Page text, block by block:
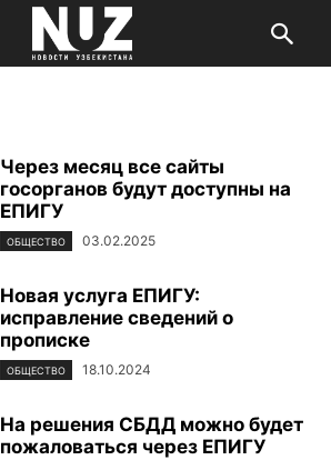
Через месяц все сайты
госорганов будут доступны на
ЕПИГУ
ОБЩЕСТВО 03.02.2025
Новая услуга ЕПИГУ:
исправление сведений о
прописке
ОБЩЕСТВО 18.10.2024
На решения СБДД можно будет
пожаловаться через ЕПИГУ